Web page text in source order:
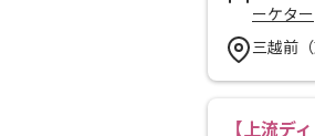
ーケター
三越前（
【上流デ